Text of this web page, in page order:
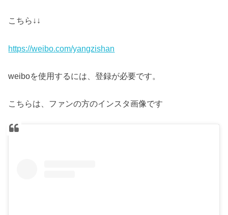
こちら↓↓
https://weibo.com/yangzishan
weiboを使用するには、登録が必要です。
こちらは、ファンの方のインスタ画像です